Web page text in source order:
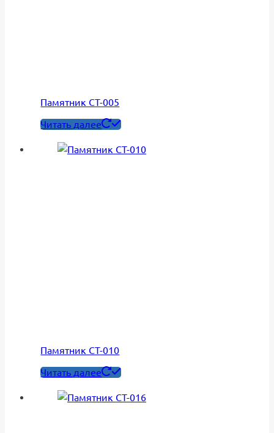
Памятник СТ-005
Читать далее
Памятник СТ-010
Читать далее